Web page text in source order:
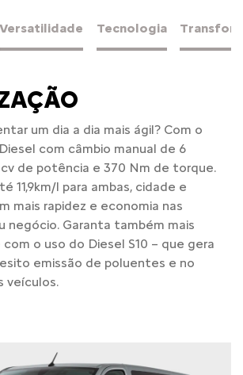
Versatilidade Tecnologia
um dia a dia mais ágil? Com o
com câmbio manual de 6
de potência e 370 Nm de torque.
11,9km/l para ambas, cidade e
mais rapidez e economia nas
negócio. Garanta também mais
o uso do Diesel S10 – que gera
emissão de poluentes e no
veículos.